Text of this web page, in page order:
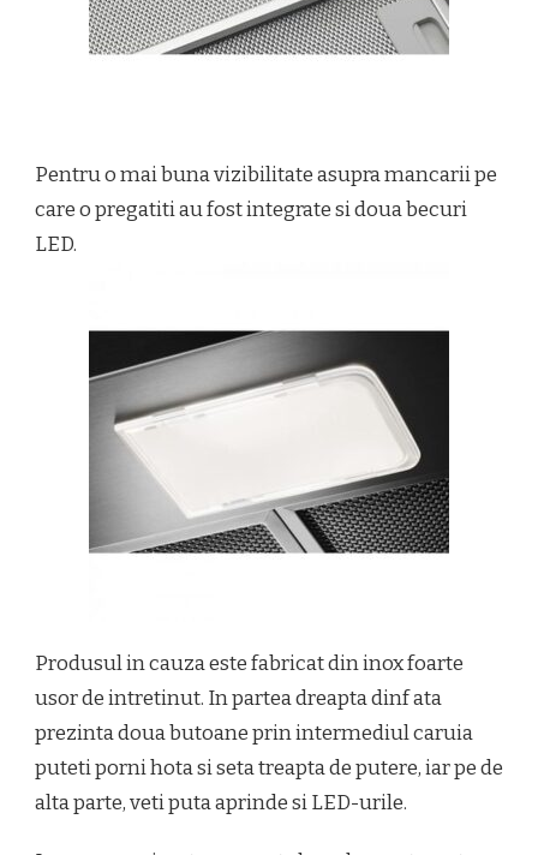
Pentru o mai buna vizibilitate asupra mancarii pe
care o pregatiti au fost integrate si doua becuri
LED.
Produsul in cauza este fabricat din inox foarte
usor de intretinut. In partea dreapta dinf ata
prezinta doua butoane prin intermediul caruia
puteti porni hota si seta treapta de putere, iar pe de
alta parte, veti puta aprinde si LED-urile.